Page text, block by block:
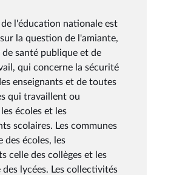
de l'éducation nationale est
la question de l'amiante,
santé publique et de
qui concerne la sécurité
enseignants et de toutes
qui travaillent ou
écoles et les
scolaires. Les communes
des écoles, les
celle des collèges et les
des lycées. Les collectivités